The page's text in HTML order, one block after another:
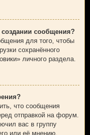
создании сообщения?
для того, чтобы
сохранённого
личного раздела.
что сообщения
отправкой на форум.
вас в группу
или её мнению,